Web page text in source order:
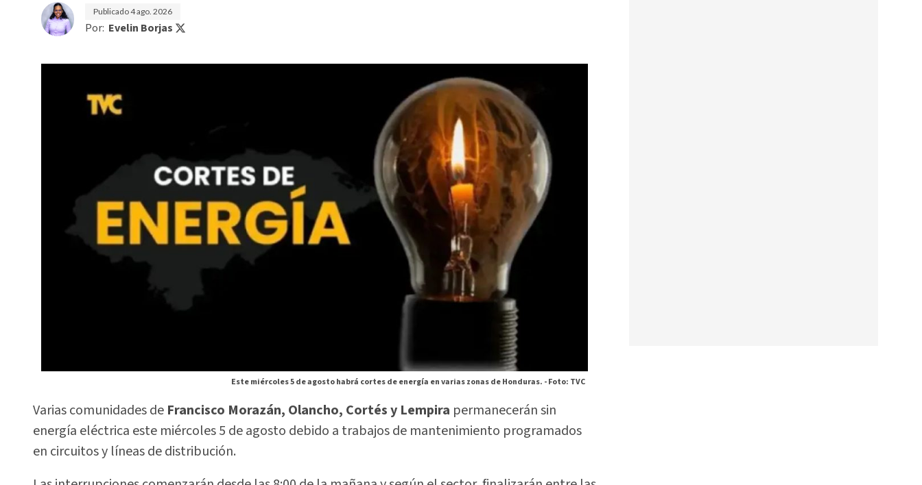
Publicado4 ago. 2026
Por: Evelin Borjas
Este miércoles 5 de agosto habrá cortes de energía en varias zonas de Honduras. -Foto: TVC
Varias comunidades de Francisco Morazán, Olancho, Cortés y Lempira permanecerán sin
energía eléctrica este miércoles 5 de agosto debido a trabajos de mantenimiento programados
en circuitos y líneas de distribución.